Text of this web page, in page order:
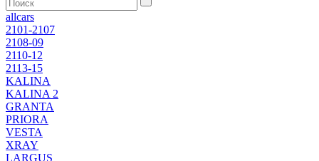
allcars
2101-2107
2108-09
2110-12
2113-15
KALINA
KALINA 2
GRANTA
PRIORA
VESTA
XRAY
LARGUS